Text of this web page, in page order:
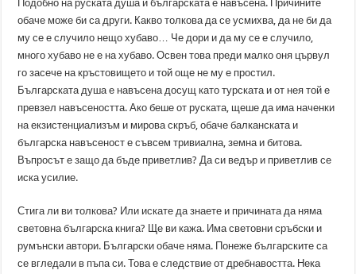
Подобно на руската душа и българската е навъсена. Причините
обаче може би са други. Какво толкова да се усмихва, да не би да
му се е случило нещо хубаво… Че дори и да му се е случило,
много хубаво не е на хубаво. Освен това преди малко оня цървул
го засече на кръстовището и той още не му е простил.
Българската душа е навъсена досущ като турската и от нея той е
превзел навъсеността. Ако беше от руската, щеше да има наченки
на екзистенциализъм и мирова скръб, обаче балканската и
българска навъсеност е съвсем тривиална, земна и битова.
Въпросът е защо да бъде приветлив? Да си ведър и приветлив се
иска усилие.
Стига ли ви толкова? Или искате да знаете и причината да няма
световна българска книга? Ще ви кажа. Има световни сръбски и
румънски автори. Български обаче няма. Понеже българските са
се вгледали в пъпа си. Това е следствие от дребнавостта. Нека